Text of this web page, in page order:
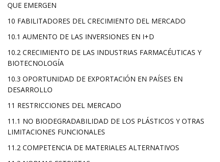
QUE EMERGEN
10 FABILITADORES DEL CRECIMIENTO DEL MERCADO
10.1 AUMENTO DE LAS INVERSIONES EN I+D
10.2 CRECIMIENTO DE LAS INDUSTRIAS FARMACÉUTICAS Y
BIOTECNOLOGÍA
10.3 OPORTUNIDAD DE EXPORTACIÓN EN PAÍSES EN
DESARROLLO
11 RESTRICCIONES DEL MERCADO
11.1 NO BIODEGRADABILIDAD DE LOS PLÁSTICOS Y OTRAS
LIMITACIONES FUNCIONALES
11.2 COMPETENCIA DE MATERIALES ALTERNATIVOS